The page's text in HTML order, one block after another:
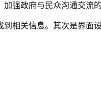
强政府与民众沟通交流的
相关信息。其次是界面